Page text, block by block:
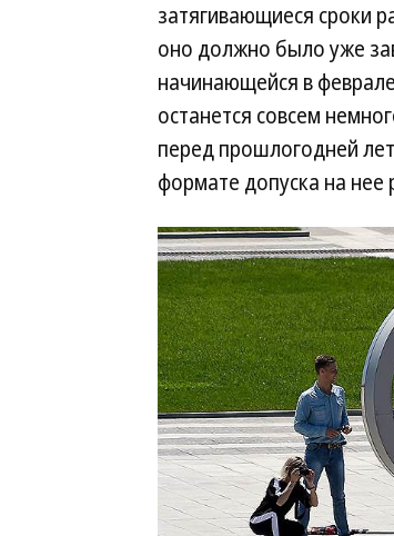
затягивающиеся сроки
оно должно было уже
начинающейся в
останется совсем
перед прошлогодней
формате допуска на нее